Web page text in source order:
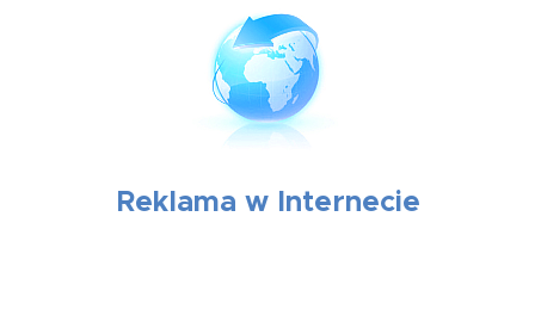
Reklama w Internecie